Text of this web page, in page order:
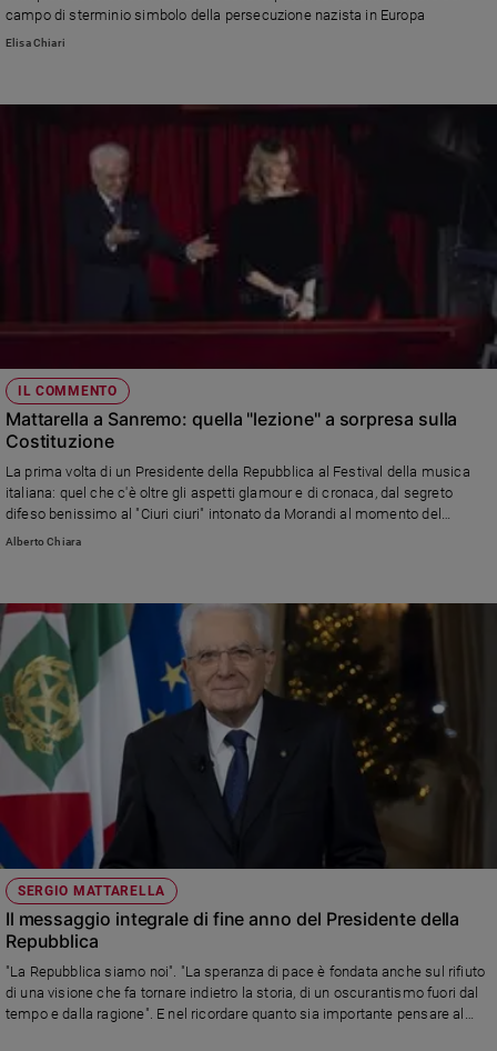
campo di sterminio simbolo della persecuzione nazista in Europa
Elisa Chiari
IL COMMENTO
Mattarella a Sanremo: quella "lezione" a sorpresa sulla
Costituzione
La prima volta di un Presidente della Repubblica al Festival della musica
italiana: quel che c'è oltre gli aspetti glamour e di cronaca, dal segreto
difeso benissimo al "Ciuri ciuri" intonato da Morandi al momento del
commiato, dietro le quinte. Nel tempio laico della cultura pop, una tappa
Alberto Chiara
SERGIO MATTARELLA
Il messaggio integrale di fine anno del Presidente della
Repubblica
"La Repubblica siamo noi". "La speranza di pace è fondata anche sul rifiuto
di una visione che fa tornare indietro la storia, di un oscurantismo fuori dal
tempo e dalla ragione". E nel ricordare quanto sia importante pensare al